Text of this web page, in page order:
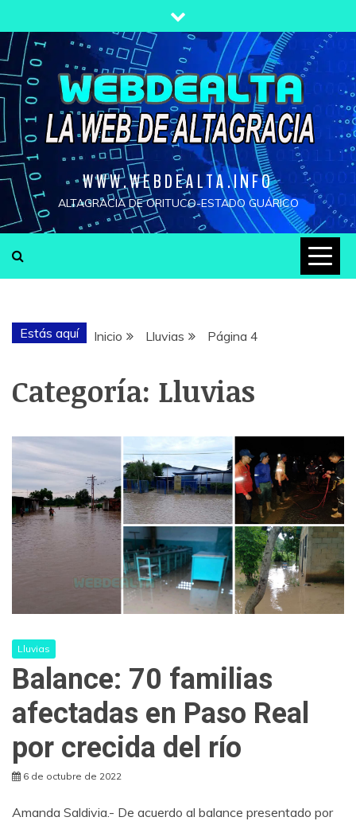
al
contenido
WWW.WEBDEALTA.INFO
ALTAGRACIA DE ORITUCO-ESTADO GUÁRICO
Estás aquí Inicio Lluvias Página 4
Categoría: Lluvias
Lluvias
Balance: 70 familias
afectadas en Paso Real
por crecida del río
6 de octubre de 2022
Amanda Saldivia.- De acuerdo al balance presentado por